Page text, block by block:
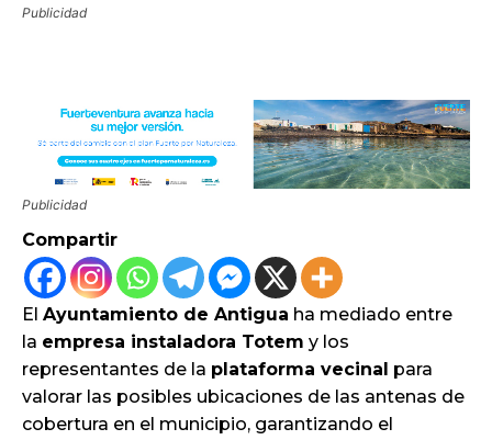
Publicidad
Publicidad
Compartir
El Ayuntamiento de Antigua ha mediado entre
la empresa instaladora Totem y los
representantes de la plataforma vecinal para
valorar las posibles ubicaciones de las antenas de
cobertura en el municipio, garantizando el